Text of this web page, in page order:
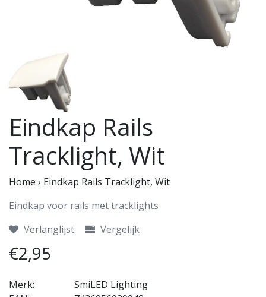
Eindkap Rails
Tracklight, Wit
Home › Eindkap Rails Tracklight, Wit
Eindkap voor rails met tracklights
Verlanglijst
Vergelijk
€2,95
Merk:
SmiLED Lighting